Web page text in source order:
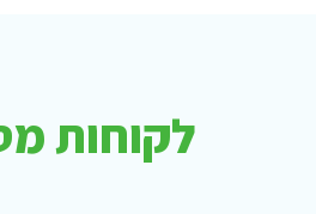
לקוחות